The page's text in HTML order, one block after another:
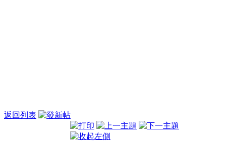
返回列表